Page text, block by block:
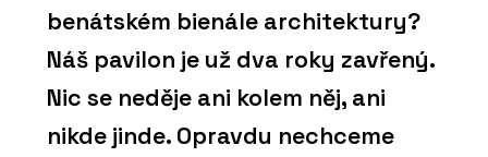
benátském bienále architektury?
Náš pavilon je už dva roky zavřený.
Nic se neděje ani kolem něj, ani
nikde jinde. Opravdu nechceme